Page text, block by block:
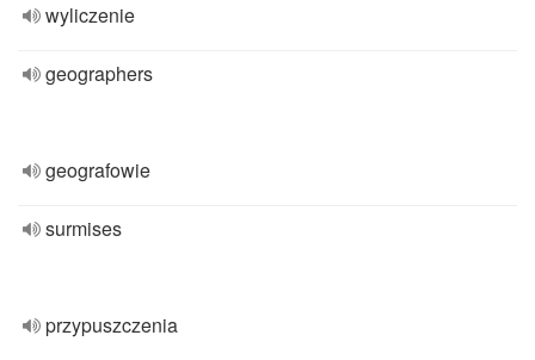
wyliczenie
geographers
geografowie
surmises
przypuszczenia